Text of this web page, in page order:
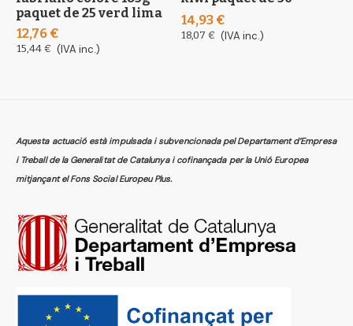
paquet de 25 verd lima
12,76 €
15,44 € (IVA inc.)
14,93 €
18,07 € (IVA inc.)
Aquesta actuació està impulsada i subvencionada pel Departament d’Empresa
i Treball de la Generalitat de Catalunya i cofinançada per la Unió Europea
mitjançant el Fons Social Europeu Plus.